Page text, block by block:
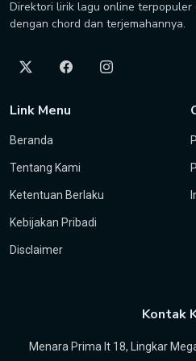
Direktori lirik lagu online
dengan chord dan terjemahannya.
Link Menu
Beranda
Tentang Kami
Ketentuan Berlaku
Kebijakan Pribadi
Disclaimer
Kontak
Menara Prima lt 18, Lingkar